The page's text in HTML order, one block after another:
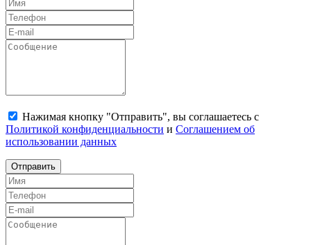
Нажимая кнопку "Отправить", вы соглашаетесь с
Политикой конфиденциальности и Соглашением об
использовании данных
Отправить